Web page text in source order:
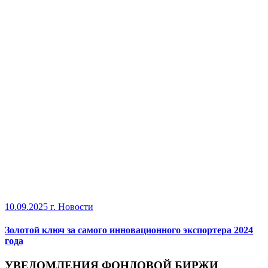
10.09.2025 г. Новости
Золотой ключ за самого инновационного экспортера 2024
года
УВЕДОМЛЕНИЯ ФОНДОВОЙ БИРЖИ